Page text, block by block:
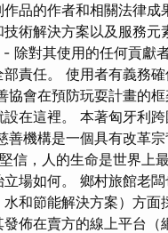
品的作者和相關法律
術解決方案以及服務元
除對其使用的任何貢獻
責任。 使用者有義務
協會在預防玩耍計畫的
在這裡。 本著匈牙利
善機構是一個具有改革
信，人的生命是世界上
場如何。 鄉村旅館老
和節能解決方案）方
佈在賣方的線上平台